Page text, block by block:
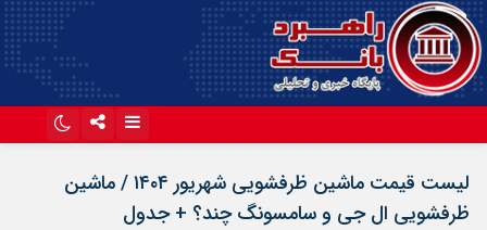
آپارات
لیست قیمت ماشین ظرفشویی شهریور ۱۴۰۴ / ماشین
ظرفشویی ال جی و سامسونگ چند؟ + جدول